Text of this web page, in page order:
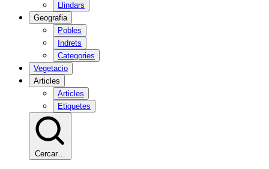
Llindars
Geografia
Pobles
Indrets
Categories
Vegetacio
Articles
Articles
Etiquetes
Cercar…